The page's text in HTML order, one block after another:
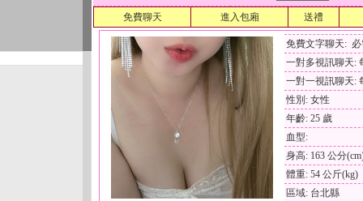
免費聊天 進入包廂 送禮
免費文字聊天:
一對多視訊聊天:
一對一視訊聊天:
性別: 女性
年齡: 25 歲
血型:
身高: 163 公分
體重: 54 公斤(kg)
區域: 台北縣